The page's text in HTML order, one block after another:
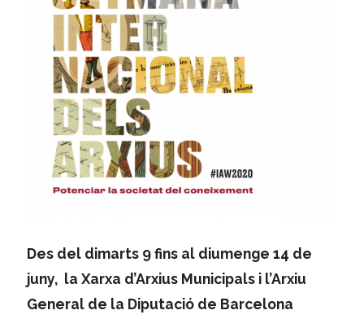
Des del dimarts 9 fins al diumenge 14 de
juny, la Xarxa d’Arxius Municipals i l’Arxiu
General de la Diputació de Barcelona